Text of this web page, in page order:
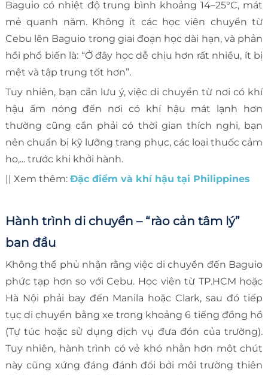
Baguio có nhiệt độ trung bình khoảng 14–25°C, mát
mẻ quanh năm. Không ít các học viên chuyển từ
Cebu lên Baguio trong giai đoạn học dài hạn, và phản
hồi phổ biến là: “Ở đây học dễ chịu hơn rất nhiều, ít bị
mệt và tập trung tốt hơn”.
Tuy nhiên, bạn cần lưu ý, việc di chuyển từ nơi có khí
hậu ấm nóng đến nơi có khí hậu mát lạnh hơn
thường cũng cần phải có thời gian thích nghi, bạn
nên chuẩn bị kỹ lưỡng trang phục, các loại thuốc cảm
ho,... trước khi khởi hành.
|| Xem thêm: Đặc điểm và khí hậu tại Philippines
Hành trình di chuyển – “rào cản tâm lý”
ban đầu
Không thể phủ nhận rằng việc di chuyển đến Baguio
phức tạp hơn so với Cebu. Học viên từ TP.HCM hoặc
Hà Nội phải bay đến Manila hoặc Clark, sau đó tiếp
tục di chuyển bằng xe trong khoảng 6 tiếng đồng hồ
(Tự túc hoặc sử dụng dịch vụ đưa đón của trường).
Tuy nhiên, hành trình có vẻ khó nhằn hơn một chút
này cũng xứng đáng đánh đổi bởi môi trường thiên